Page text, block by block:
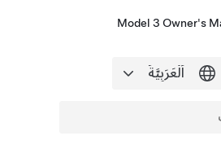
Model 3